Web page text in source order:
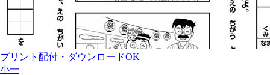
プリント配付・ダウンロードOK
小一